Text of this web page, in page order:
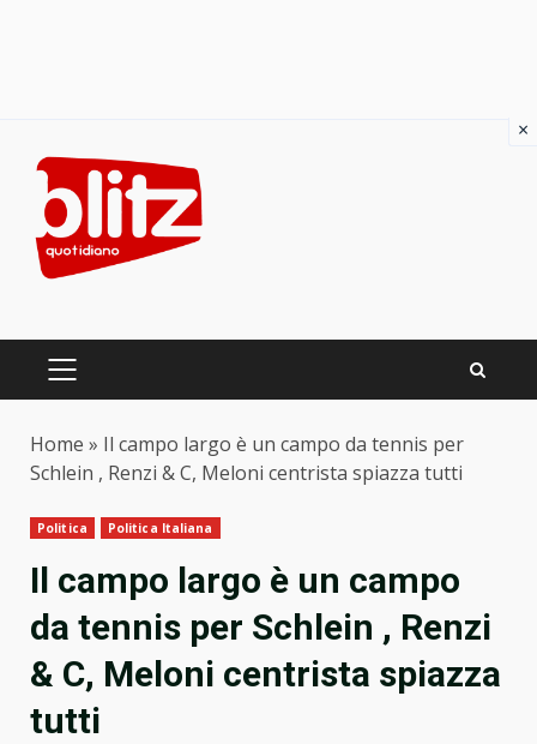
content
PRIMARY
Home » Il campo largo è un campo da tennis per
Schlein , Renzi & C, Meloni centrista spiazza tutti
Politica Politica Italiana
Il campo largo è un campo
da tennis per Schlein , Renzi
& C, Meloni centrista spiazza
tutti
×